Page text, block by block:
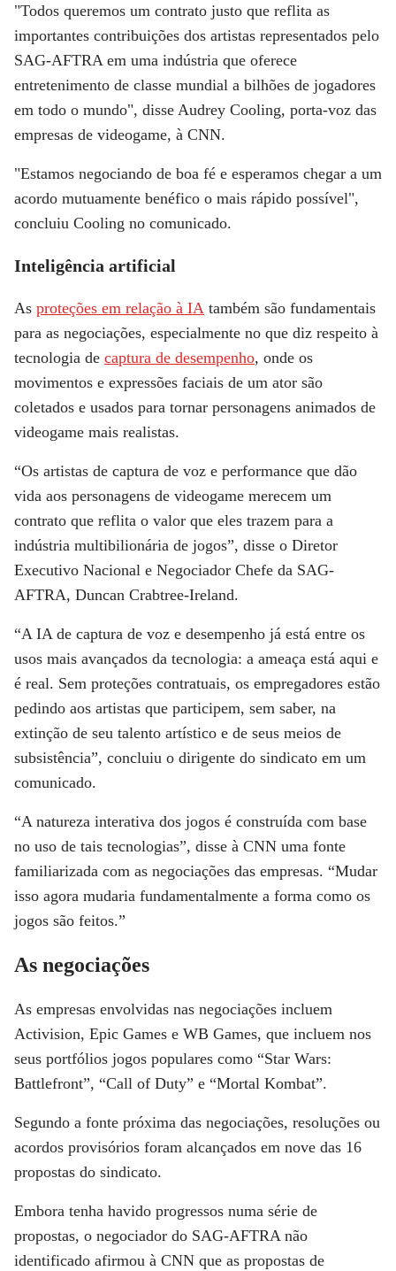
"Todos queremos um contrato justo que reflita as
importantes contribuições dos artistas representados pelo
SAG-AFTRA em uma indústria que oferece
entretenimento de classe mundial a bilhões de jogadores
em todo o mundo", disse Audrey Cooling, porta-voz das
empresas de videogame, à CNN.
"Estamos negociando de boa fé e esperamos chegar a um
acordo mutuamente benéfico o mais rápido possível",
concluiu Cooling no comunicado.
Inteligência artificial
As proteções em relação à IA também são fundamentais
para as negociações, especialmente no que diz respeito à
tecnologia de captura de desempenho, onde os
movimentos e expressões faciais de um ator são
coletados e usados ​​para tornar personagens animados de
videogame mais realistas.
“Os artistas de captura de voz e performance que dão
vida aos personagens de videogame merecem um
contrato que reflita o valor que eles trazem para a
indústria multibilionária de jogos”, disse o Diretor
Executivo Nacional e Negociador Chefe da SAG-
AFTRA, Duncan Crabtree-Ireland.
“A IA de captura de voz e desempenho já está entre os
usos mais avançados da tecnologia: a ameaça está aqui e
é real. Sem proteções contratuais, os empregadores estão
pedindo aos artistas que participem, sem saber, na
extinção de seu talento artístico e de seus meios de
subsistência”, concluiu o dirigente do sindicato em um
comunicado.
“A natureza interativa dos jogos é construída com base
no uso de tais tecnologias”, disse à CNN uma fonte
familiarizada com as negociações das empresas. “Mudar
isso agora mudaria fundamentalmente a forma como os
jogos são feitos.”
As negociações
As empresas envolvidas nas negociações incluem
Activision, Epic Games e WB Games, que incluem nos
seus portfólios jogos populares como “Star Wars:
Battlefront”, “Call of Duty” e “Mortal Kombat”.
Segundo a fonte próxima das negociações, resoluções ou
acordos provisórios foram alcançados em nove das 16
propostas do sindicato.
Embora tenha havido progressos numa série de
propostas, o negociador do SAG-AFTRA não
identificado afirmou à CNN que as propostas de